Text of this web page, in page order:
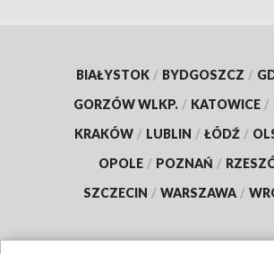
BIAŁYSTOK / BYDGOSZCZ /
GORZÓW WLKP. / KATOWICE /
KRAKÓW / LUBLIN / ŁÓDŹ /
OPOLE / POZNAŃ /
SZCZECIN / WARSZAWA /